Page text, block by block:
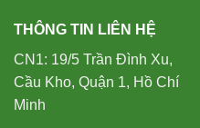
THÔNG TIN LIÊN HỆ
CN1: 19/5 Trần Đình Xu,
Cầu Kho, Quận 1, Hồ Chí
Minh